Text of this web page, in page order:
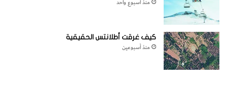
منذ أسبوع واحد
كيف غرقت أطلانتس الحقيقية
منذ أسبوعين